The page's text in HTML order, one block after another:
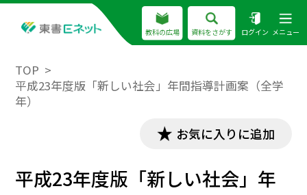
教科の広場 資料をさがす ログイン メニュー
TOP
平成23年度版「新しい社会」年間指導計画案（全学
年）
お気に入りに追加
平成23年度版「新しい社会」年